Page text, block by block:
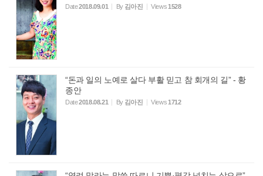
Date2018.09.01 By 김아진 Views1528
“돈과 일의 노예로 살다 부활 믿고 참 회개의 길” - 황
종안
Date2018.08.21 By 김아진 Views1712